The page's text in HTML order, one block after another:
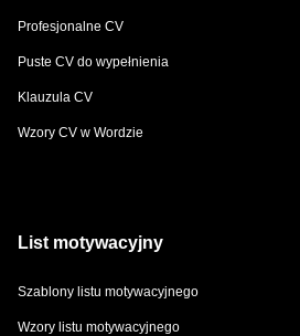
Profesjonalne CV
Puste CV do wypełnienia
Klauzula CV
Wzory CV w Wordzie
List motywacyjny
Szablony listu motywacyjnego
Wzory listu motywacyjnego